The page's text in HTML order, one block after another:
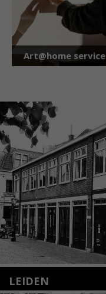
Art@home service
LEIDEN